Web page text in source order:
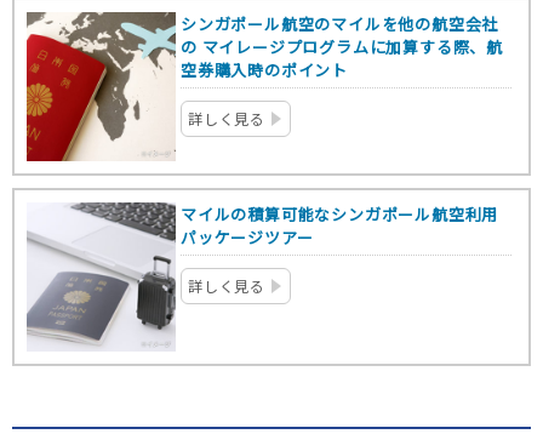
シンガポール航空のマイルを他の航空会社
の マイレージプログラムに加算する際、航
空券購入時のポイント
詳しく見る
マイルの積算可能なシンガポール航空利用
パッケージツアー
詳しく見る